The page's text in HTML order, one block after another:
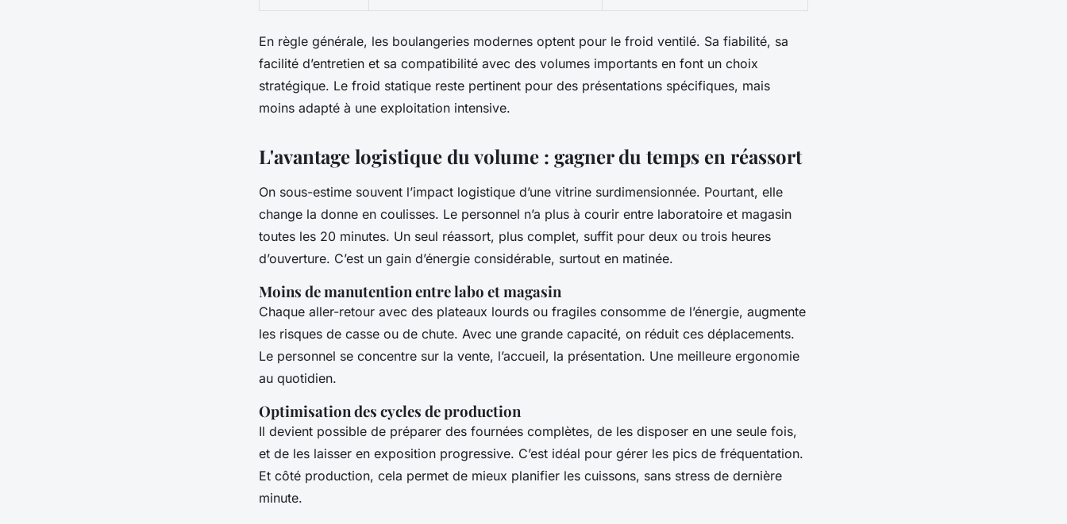
En règle générale, les boulangeries modernes optent pour le froid ventilé. Sa fiabilité, sa
facilité d’entretien et sa compatibilité avec des volumes importants en font un choix
stratégique. Le froid statique reste pertinent pour des présentations spécifiques, mais
moins adapté à une exploitation intensive.
L'avantage logistique du volume : gagner du temps en réassort
On sous-estime souvent l’impact logistique d’une vitrine surdimensionnée. Pourtant, elle
change la donne en coulisses. Le personnel n’a plus à courir entre laboratoire et magasin
toutes les 20 minutes. Un seul réassort, plus complet, suffit pour deux ou trois heures
d’ouverture. C’est un gain d’énergie considérable, surtout en matinée.
Moins de manutention entre labo et magasin
Chaque aller-retour avec des plateaux lourds ou fragiles consomme de l’énergie, augmente
les risques de casse ou de chute. Avec une grande capacité, on réduit ces déplacements.
Le personnel se concentre sur la vente, l’accueil, la présentation. Une meilleure ergonomie
au quotidien.
Optimisation des cycles de production
Il devient possible de préparer des fournées complètes, de les disposer en une seule fois,
et de les laisser en exposition progressive. C’est idéal pour gérer les pics de fréquentation.
Et côté production, cela permet de mieux planifier les cuissons, sans stress de dernière
minute.